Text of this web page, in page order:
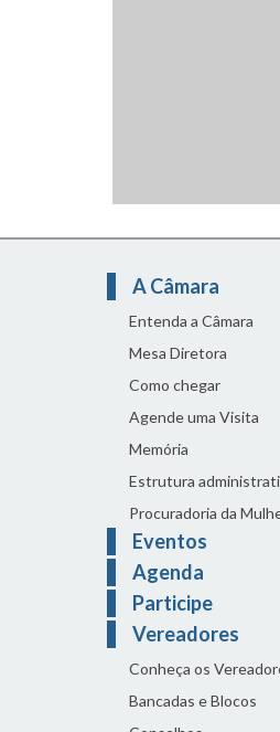
A Câmara
Entenda a Câmara
Mesa Diretora
Como chegar
Agende uma Visita
Memória
Estrutura
Procuradoria da
Eventos
Agenda
Participe
Vereadores
Conheça os
Bancadas e Blocos